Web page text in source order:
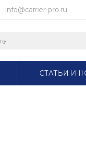
info@carrier-pro.ru
СТАТЬИ И